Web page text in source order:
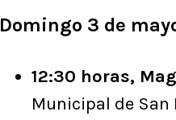
Domingo 3 de
12:30 horas,
Municipal de San